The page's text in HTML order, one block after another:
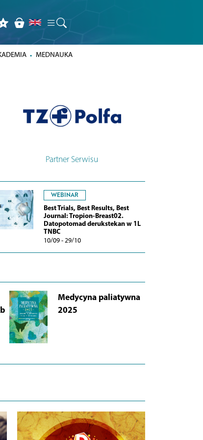
MEDNAUKA
Partner Serwisu
WEBINAR
Best Trials, Best Results, Best
Journal: Tropion-Breast02.
Datopotomad derukstekan w 1L
TNBC
10/09 - 29/10
Medycyna paliatywna
2025